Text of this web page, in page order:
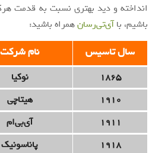
انداخته و دید بهتری نسبت به قدمت
باشیم، باآی‌تی‌رسانهمراه باشید:
سال تاسیس نام شرکت
1865 نوکیا
1910
هیتاچی
1911
آی‌بی‌ام
1918
پاناسونیک